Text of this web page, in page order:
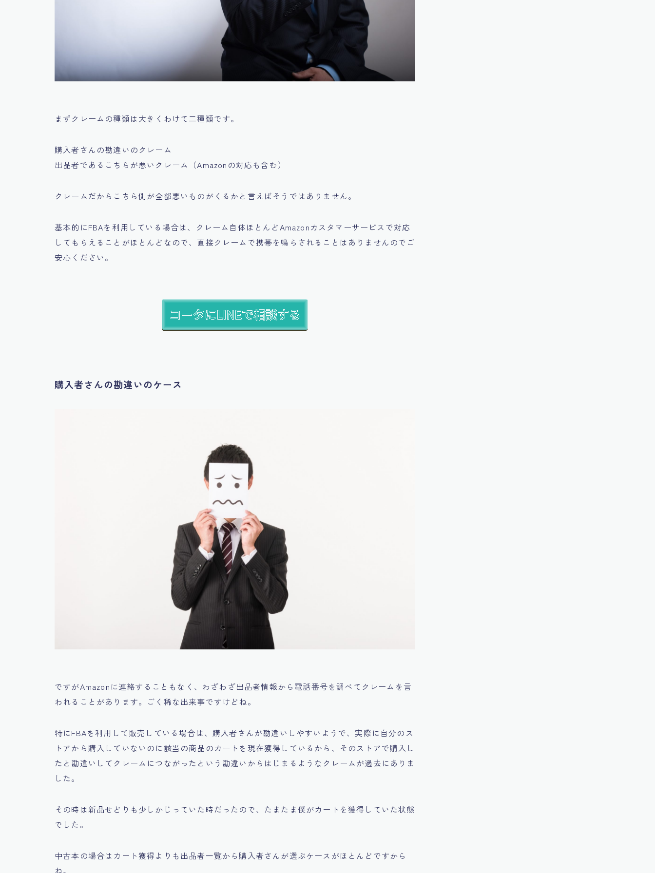
まずクレームの種類は大きくわけて二種類です。
購入者さんの勘違いのクレーム
出品者であるこちらが悪いクレーム（Amazonの対応も含む）
クレームだからこちら側が全部悪いものがくるかと言えばそうではありません。
基本的にFBAを利用している場合は、クレーム自体ほとんどAmazonカスタマーサービスで対応
してもらえることがほとんどなので、直接クレームで携帯を鳴らされることはありませんのでご
安心ください。
購入者さんの勘違いのケース
ですがAmazonに連絡することもなく、わざわざ出品者情報から電話番号を調べてクレームを言
われることがあります。ごく稀な出来事ですけどね。
特にFBAを利用して販売している場合は、購入者さんが勘違いしやすいようで、実際に自分のス
トアから購入していないのに該当の商品のカートを現在獲得しているから、そのストアで購入し
たと勘違いしてクレームにつながったという勘違いからはじまるようなクレームが過去にありま
した。
その時は新品せどりも少しかじっていた時だったので、たまたま僕がカートを獲得していた状態
でした。
中古本の場合はカート獲得よりも出品者一覧から購入者さんが選ぶケースがほとんどですから